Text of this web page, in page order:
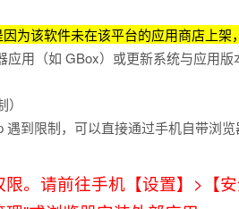
为该软件未在该平台的应用商店上架
应用（如 GBox）或更新系统与应用版
遇到限制，可以直接通过手机自带浏
限。请前往手机【设置】>【